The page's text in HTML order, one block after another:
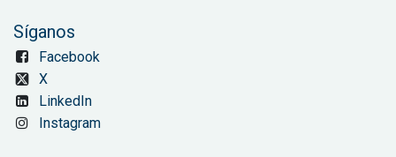
Síganos
Facebook
X
LinkedIn
Instagram